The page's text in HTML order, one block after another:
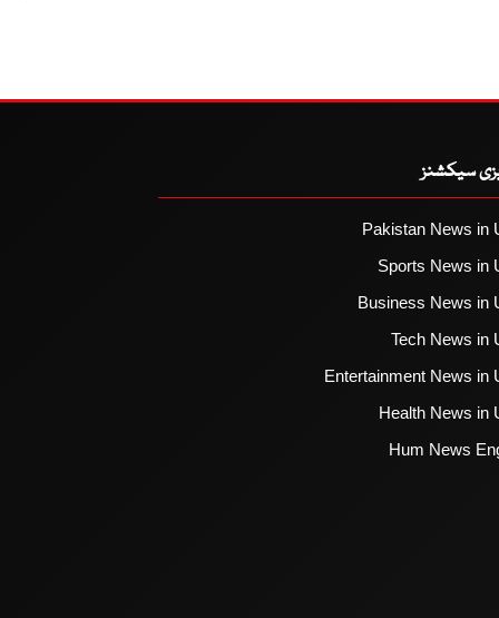
سیکشنز
Pakistan News in
Sports News in
Business News in
Tech News in
Entertainment News in
Health News in
Hum News